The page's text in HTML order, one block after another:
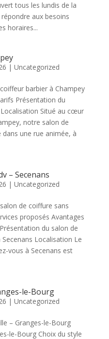
tous les lundis de la
aux besoins
horaires...
| Uncategorized
barbier à Champey
Présentation du
Situé au cœur
notre salon de
une rue animée, à
– Secenans
| Uncategorized
de coiffure sans
proposés Avantages
du salon de
Localisation Le
vous à Secenans est
le-Bourg
| Uncategorized
– Granges-le-Bourg
le-Bourg Choix du style